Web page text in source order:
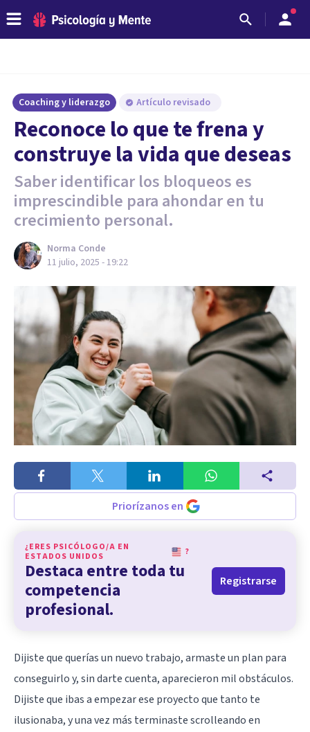
Coaching y liderazgo Artículo revisado
Reconoce lo que te frena y
construye la vida que deseas
Saber identificar los bloqueos es
imprescindible para ahondar en tu
crecimiento personal.
Norma Conde
11 julio, 2025 - 19:22
Priorízanos en
¿ERES PSICÓLOGO/A EN
ESTADOS UNIDOS
?
Destaca entre toda tu
competencia
profesional.
Registrarse
Dijiste que querías un nuevo trabajo, armaste un plan para
conseguirlo y, sin darte cuenta, aparecieron mil obstáculos.
Dijiste que ibas a empezar ese proyecto que tanto te
ilusionaba, y una vez más terminaste scrolleando en